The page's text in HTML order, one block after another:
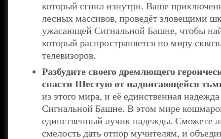
который сгнил изнутри. Ваше
лесных массивов, проведёт зловещими
ужасающей Сигнальной Башне, чтобы
который распространяется по миру
телевизоров.
Разбудите своего дремлющего
спасти Шестую от надвигающейся
из этого мира, и её единственная
Сигнальной Башне. В этом мире
единственный лучик надежды. Сможете
смелость дать отпор мучителям, и